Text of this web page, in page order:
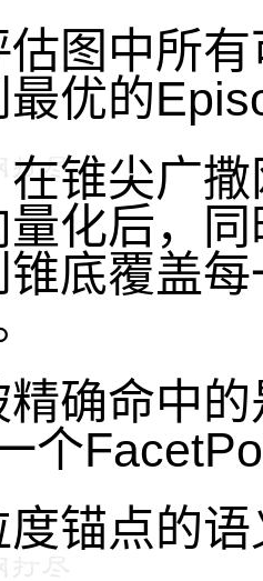
估图中所
优的
在锥尖广撒
化后，
锥底覆盖
确命中
个
锚点的